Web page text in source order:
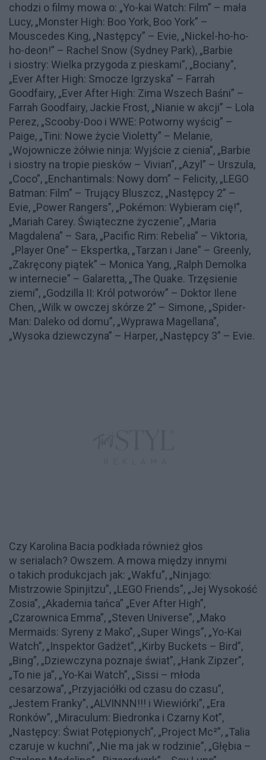
chodzi o filmy mowa o: „Yo-kai Watch: Film” – mała
Lucy, „Monster High: Boo York, Boo York” –
Mouscedes King, „Następcy” – Evie, „Nickel-ho-ho-
ho-deon!” – Rachel Snow (Sydney Park), „Barbie
i siostry: Wielka przygoda z pieskami”, „Bociany”,
„Ever After High: Smocze Igrzyska” – Farrah
Goodfairy, „Ever After High: Zima Wszech Baśni” –
Farrah Goodfairy, Jackie Frost, „Nianie w akcji” – Lola
Perez, „Scooby-Doo i WWE: Potworny wyścig” –
Paige, „Tini: Nowe życie Violetty” – Melanie,
„Wojownicze żółwie ninja: Wyjście z cienia”, „Barbie
i siostry na tropie piesków – Vivian”, „Azyl” – Urszula,
„Coco”, „Enchantimals: Nowy dom” – Felicity, „LEGO
Batman: Film” – Trujący Bluszcz, „Następcy 2” –
Evie, „Power Rangers”, „Pokémon: Wybieram cię!”,
„Mariah Carey. Świąteczne życzenie”, „Maria
Magdalena” – Sara, „Pacific Rim: Rebelia” – Viktoria,
„Player One” – Ekspertka, „Tarzan i Jane” – Greenly,
„Zakręcony piątek” – Monica Yang, „Ralph Demolka
w internecie” – Galaretta, „The Quake. Trzęsienie
ziemi”, „Godzilla II: Król potworów” – Doktor Ilene
Chen, „Wilk w owczej skórze 2” – Simone, „Spider-
Man: Daleko od domu”, „Wyprawa Magellana”,
„Wysoka dziewczyna” – Harper, „Następcy 3” – Evie.
Czy Karolina Bacia podkłada również głos
w serialach? Owszem. A mowa między innymi
o takich produkcjach jak: „Wakfu”, „Ninjago:
Mistrzowie Spinjitzu”, „LEGO Friends”, „Jej Wysokość
Zosia”, „Akademia tańca” „Ever After High”,
„Czarownica Emma”, „Steven Universe”, „Mako
Mermaids: Syreny z Mako”, „Super Wings”, „Yo-Kai
Watch”, „Inspektor Gadżet”, „Kirby Buckets – Bird”,
„Bing”, „Dziewczyna poznaje świat”, „Hank Zipzer”,
„To nie ja”, „Yo-Kai Watch”, „Sissi – młoda
cesarzowa”, „Przyjaciółki od czasu do czasu”,
„Jestem Franky”, „ALVINNN!!! i Wiewiórki”, „Era
Ronków”, „Miraculum: Biedronka i Czarny Kot”,
„Następcy: Świat Potępionych”, „Project Mc²”, „Talia
czaruje w kuchni”, „Nie ma jak w rodzinie”, „Głębia –